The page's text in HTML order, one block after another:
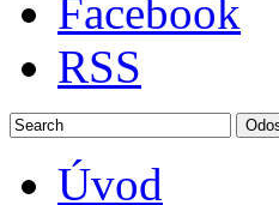
Facebook
RSS
Úvod